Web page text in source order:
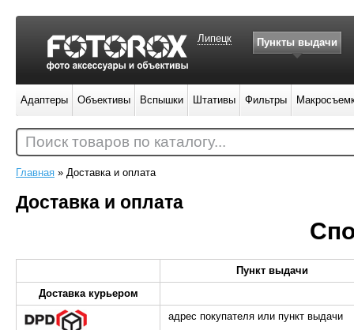
Главная » Доставка и оплата
Доставка и оплата
Пункт выдачи
Доставка курьером
адрес покупателя или пункт выдачи
Липецк Пункты выдачи
Адаптеры Объективы Вспышки Штативы Фильтры
Поиск товаров по каталогу...